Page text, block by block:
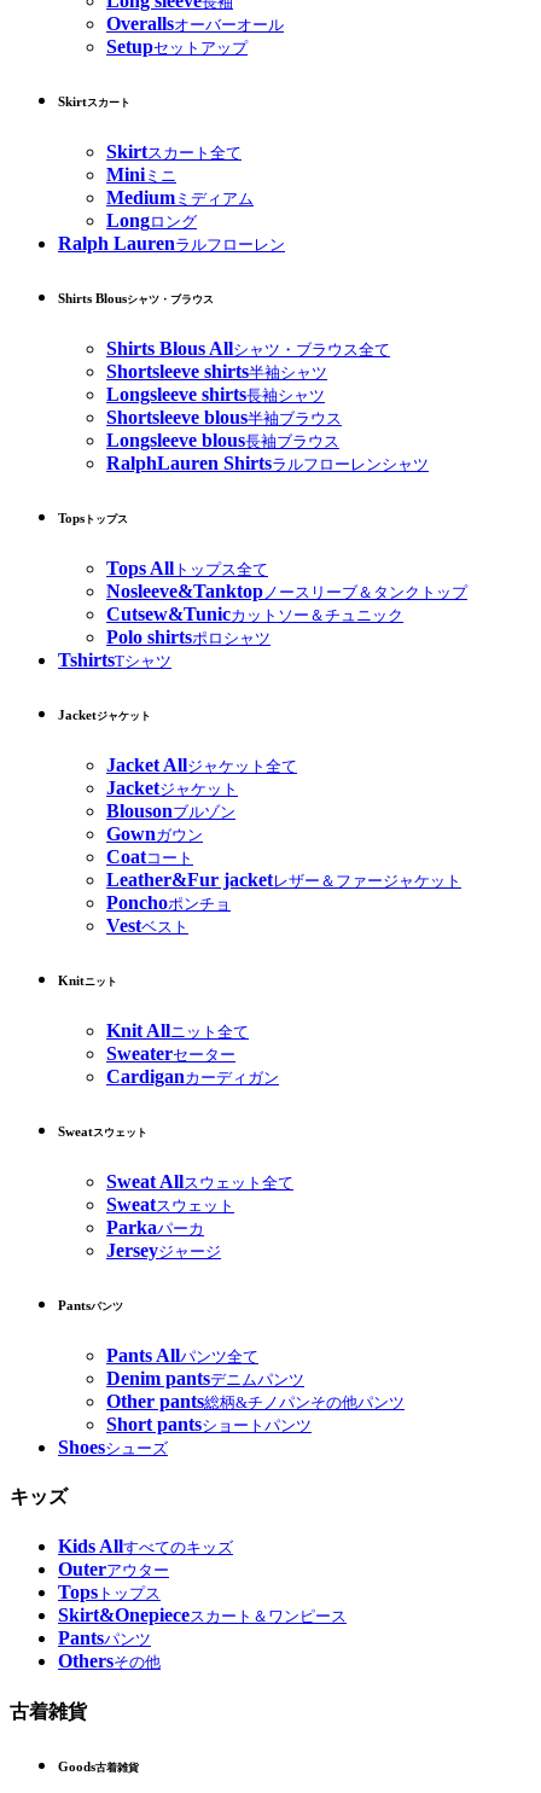
Overallsオーバーオール
Setupセットアップ
Skirtスカート
Skirtスカート全て
Miniミニ
Medium ミディアム
Longロング
Ralph Laurenラルフローレン
Shirts Blousシャツ・ブラウス
Shirts Blous Allシャツ・ブラウス全て
Shortsleeve shirts半袖シャツ
Longsleeve shirts長袖シャツ
Shortsleeve blous半袖ブラウス
Longsleeve blous長袖ブラウス
RalphLauren Shirtsラルフローレンシャツ
Tops トップス
Tops All トップス全て
Nosleeve&Tanktop ノースリーブ＆タンクトップ
Cutsew&Tunicカットソー＆チュニック
Polo shirtsポロシャツ
TshirtsTシャツ
Jacketジャケット
Jacket Allジャケット全て
Jacketジャケット
Blousonブルゾン
Gownガウン
Coatコート
Leather&Fur jacketレザー＆ファージャケット
Ponchoポンチョ
Vestベスト
Knitニット
Knit Allニット全て
Sweaterセーター
Cardiganカーディガン
Sweatスウェット
Sweat Allスウェット全て
Sweatスウェット
Parkaパーカ
Jerseyジャージ
Pantsパンツ
Pants Allパンツ全て
Denim pantsデニムパンツ
Other pants総柄&チノパンその他パンツ
Short pantsショートパンツ
Shoesシューズ
キッズ
Kids Allすべてのキッズ
Outerアウター
Tops トップス
Skirt&Onepieceスカート＆ワンピース
Pantsパンツ
Othersその他
古着雑貨
Goods古着雑貨